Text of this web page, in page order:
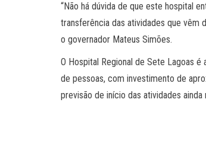
“Não há dúvida de que este hospital
transferência das atividades que vêm
o governador Mateus Simões.
O Hospital Regional de Sete Lagoas
de pessoas, com investimento de
previsão de início das atividades ainda